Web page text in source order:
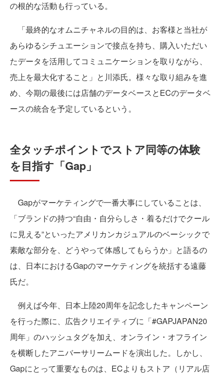
の根的な活動も行っている。
「最終的なオムニチャネルの目的は、お客様と当社が
あらゆるシチュエーションで接点を持ち、購入いただい
たデータを活用してコミュニケーションを取りながら、
売上を最大化すること」と川添氏。様々な取り組みを進
め、今期の最後には店舗のデータベースとECのデータベ
ースの統合を予定しているという。
全タッチポイントでストア同等の体験
を目指す「Gap」
Gapがマーケティングで一番大事にしていることは、
「ブランドの持つ“自由・自分らしさ・着るだけでクール
に見える”といったアメリカンカジュアルのベーシックで
素敵な部分を、どうやって体感してもらうか」と語るの
は、日本におけるGapのマーケティングを統括する遠藤
氏だ。
例えば今年、日本上陸20周年を記念したキャンペーン
を行った際に、広告クリエイティブに「#GAPJAPAN20
周年」のハッシュタグを加え、オンライン・オフライン
を横断したアニバーサリームードを演出した。しかし、
Gapにとって重要なものは、ECよりもストア（リアル店